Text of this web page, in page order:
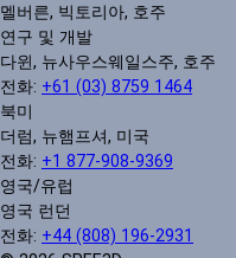
멜버른, 빅토리아, 호주
연구 및 개발
다윈, 뉴사우스웨일스주, 호주
전화: +61 (03) 8759 1464
북미
더럼, 뉴햄프셔, 미국
전화: +1 877-908-9369
영국/유럽
영국 런던
전화: +44 (808) 196-2931